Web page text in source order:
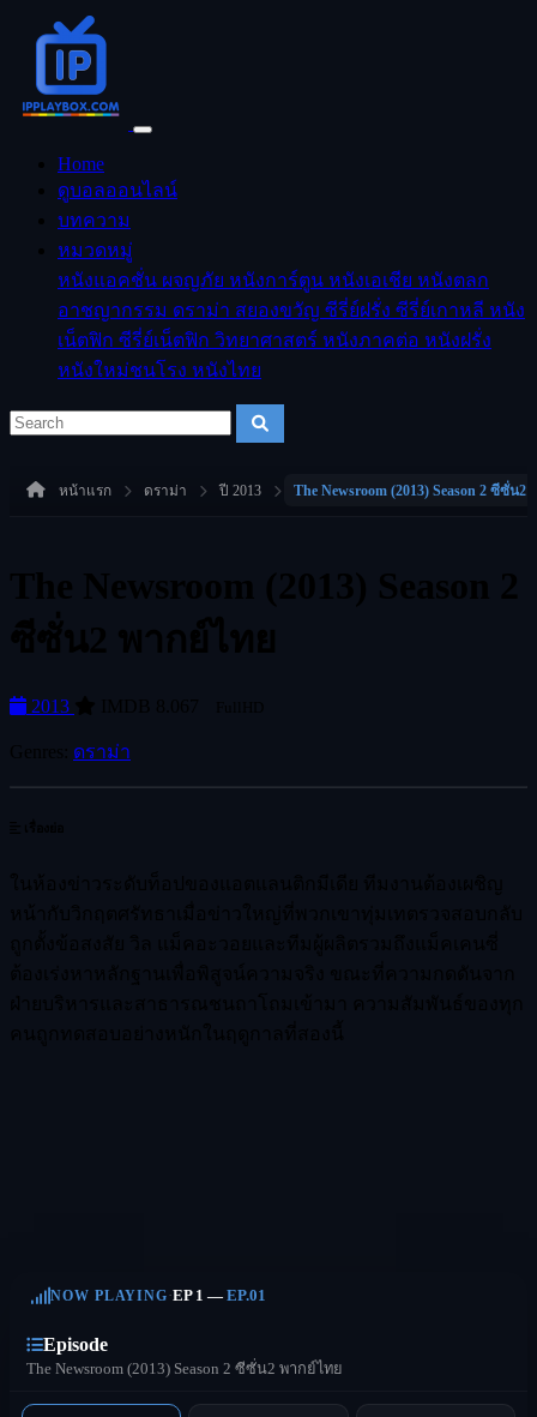
Home
ดูบอลออนไลน์
บทความ
หมวดหมู่
หนังแอคชั่น ผจญภัย หนังการ์ตูน หนังเอเชีย หนังตลก
อาชญากรรม ดราม่า สยองขวัญ ซีรี่ย์ฝรั่ง ซีรี่ย์เกาหลี หนัง
เน็ตฟิก ซีรี่ย์เน็ตฟิก วิทยาศาสตร์ หนังภาคต่อ หนังฝรั่ง
หนังใหม่ชนโรง หนังไทย
หน้าแรก ดราม่า ปี 2013 The Newsroom (2013) Season 2 ซีซั่น2
2013
ดราม่า
NOW PLAYING·EP 1 —EP.01
Episode
The Newsroom (2013) Season 2 ซีซั่น2 พากย์ไทย